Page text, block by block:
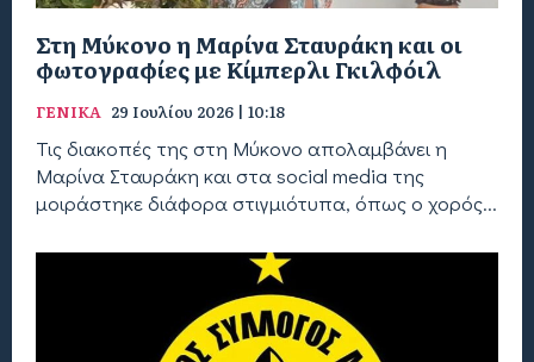
Στη Μύκονο η Μαρίνα Σταυράκη και οι
φωτογραφίες με Κίμπερλι Γκιλφόιλ
ΓΕΝΙΚΑ 29 Ιουλίου 2026 | 10:18
Τις διακοπές της στη Μύκονο απολαμβάνει η
Μαρίνα Σταυράκη και στα social media της
μοιράστηκε διάφορα στιγμιότυπα, όπως ο χορός...